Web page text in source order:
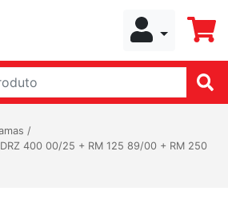
/
400 00/25 + RM 125 89/00 + RM 250